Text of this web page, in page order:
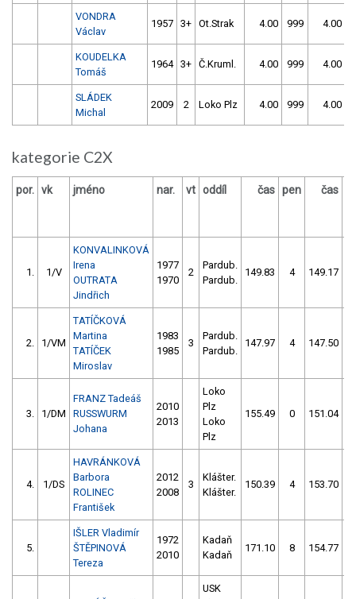
VONDRA
Václav
1957 3+ Ot.Strak 4.00 999 4.00
KOUDELKA
Tomáš
1964 3+ Č.Kruml. 4.00 999 4.00
SLÁDEK
Michal
2009 2 Loko Plz 4.00 999 4.00
kategorie C2X
por. vk jméno nar. vt oddíl čas pen čas
1. 1/V
KONVALINKOVÁ
Irena
OUTRATA
Jindřich
1977
1970
2
Pardub.
Pardub.
149.83 4 149.17
2. 1/VM
TATÍČKOVÁ
Martina
TATÍČEK
Miroslav
1983
1985
3
Pardub.
Pardub.
147.97 4 147.50
3. 1/DM
FRANZ Tadeáš
RUSSWURM
Johana
2010
2013
Loko
Plz
Loko
Plz
155.49 0 151.04
4. 1/DS
HAVRÁNKOVÁ
Barbora
ROLINEC
František
2012
2008
3
Klášter.
Klášter.
150.39 4 153.70
5.
IŠLER Vladimír
ŠTĚPINOVÁ
Tereza
1972
2010
Kadaň
Kadaň
171.10 8 154.77
USK